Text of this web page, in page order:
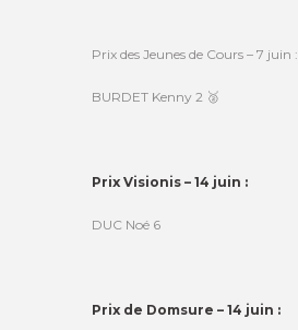
Prix des Jeunes de Cours – 7 juin :
BURDET Kenny 2 🥈
Prix Visionis – 14 juin :
DUC Noé 6
Prix de Domsure – 14 juin :